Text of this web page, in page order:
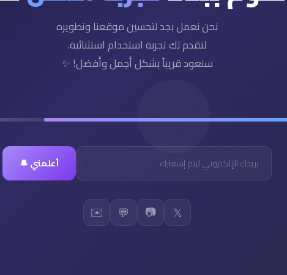
نحن نعمل بجد لتحسين موقعنا وتطويره
لنقدم لك تجربة استخدام استثنائية.
سنعود قريباً بشكل أجمل وأفضل! ✨
أعلمني 🔔
𝕏
📷
💬
✉️